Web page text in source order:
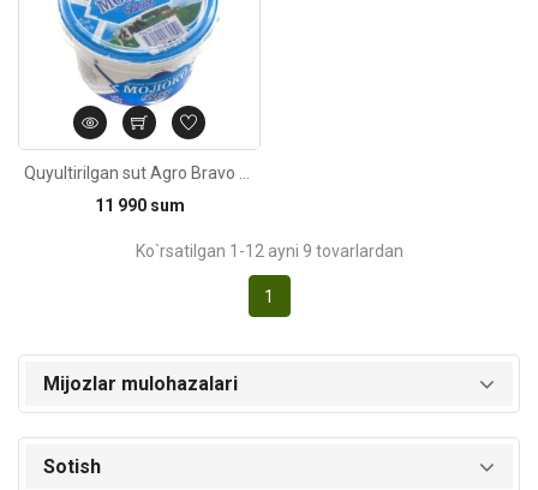
11 990 sum
Ko`rsatilgan 1-12 ayni 9 tovarlardan
1
Mijozlar mulohazalari
Sotish